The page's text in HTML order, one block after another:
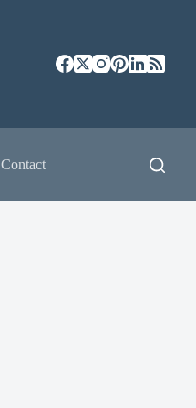
Contact